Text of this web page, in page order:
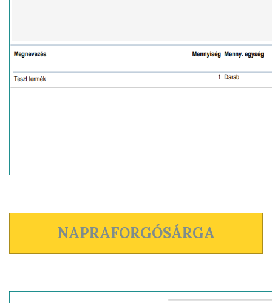
NAPRAFORGÓSÁRGA